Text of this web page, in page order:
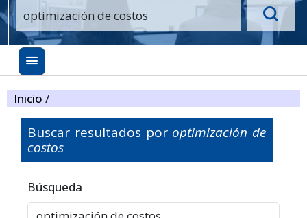
Inicio /
Buscar resultados por optimización de
costos
Filtros avanzados
Búsqueda